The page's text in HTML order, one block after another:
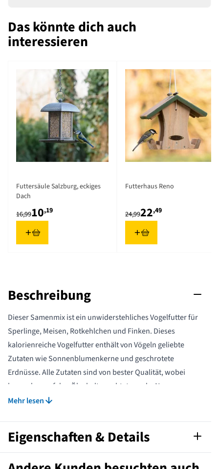
Das könnte dich auch
interessieren
Futtersäule Salzburg, eckiges
Dach
10,19
16,99
Futterhaus Reno
22,49
24,99
Beschreibung
Dieser Samenmix ist ein unwiderstehliches Vogelfutter für
Sperlinge, Meisen, Rotkehlchen und Finken. Dieses
kalorienreiche Vogelfutter enthält von Vögeln geliebte
Zutaten wie Sonnenblumenkerne und geschrotete
Erdnüsse. Alle Zutaten sind von bester Qualität, wobei
besonders auf den Ölgehalt geachtet wurde. Nur wenn
dieser sehr hoch ist, werden die Zutaten im Vogelfutter
Mehr lesen
Eigenschaften & Details
Artikelnummer 130360119